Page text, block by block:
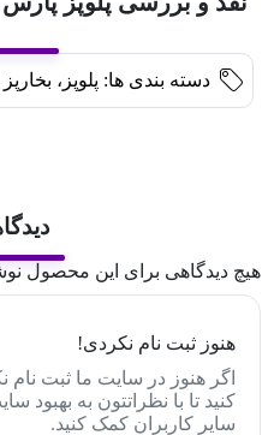
دسته بندی ها: پلوپز، بخارپز
هیچ دیدگاهی برای این محصول
هنوز ثبت نام نکردی!
اگر هنوز در سایت ما ثبت نام
کنید تا با نظراتتون به بهبود
سایر کاربران کمک کنید.